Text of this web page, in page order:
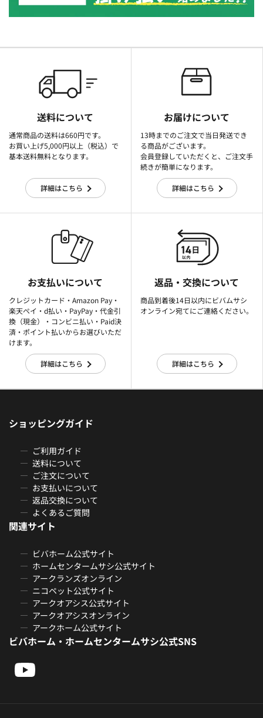
送料について
通常商品の送料は660円です。
お買い上げ5,000円以上（税込）で
基本送料無料となります。
詳細はこちら
お届けについて
13時までのご注文で当日発送でき
る商品がございます。
会員登録していただくと、ご注文手
続きが簡単になります。
詳細はこちら
お支払いについて
クレジットカード・Amazon Pay・
楽天ぺイ・d払い・PayPay・代金引
換（現金）・コンビニ払い・Paid決
済・ポイント払いからお選びいただ
けます。
詳細はこちら
返品・交換について
商品到着後14日以内にビバムサシ
オンライン宛てにご連絡ください。
詳細はこちら
ショッピングガイド
ご利用ガイド
送料について
ご注文について
お支払いについて
返品交換について
よくあるご質問
関連サイト
ビバホーム公式サイト
ホームセンタームサシ公式サイト
アークランズオンライン
ニコペット公式サイト
アークオアシス公式サイト
アークオアシスオンライン
アークホーム公式サイト
ビバホーム・ホームセンタームサシ公式SNS